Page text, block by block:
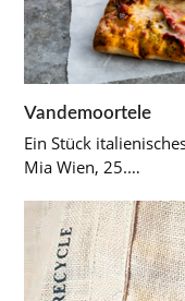
Vandemoortele
Ein Stück
Mia Wien, 25.…